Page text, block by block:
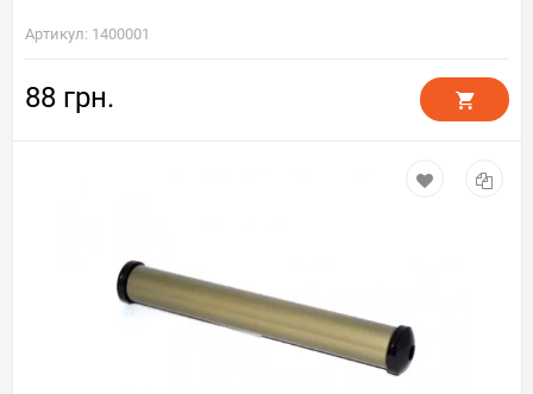
Артикул: 1400001
88 грн.